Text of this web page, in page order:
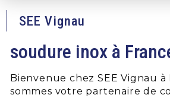
SEE Vignau
soudure inox à
Bienvenue chez SEE Vignau à
sommes votre partenaire de